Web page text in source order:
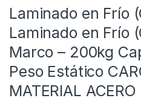
Laminado en Frío
Laminado en Frío
Marco – 200kg
Peso Estático
MATERIAL ACERO